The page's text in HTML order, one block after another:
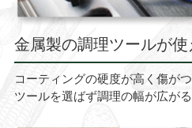
金属製の調理ツールが使
コーティングの硬度が高く傷が
ツールを選ばず調理の幅が広がる